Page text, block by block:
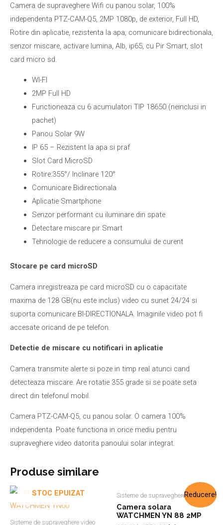
Camera de supraveghere Wifi cu panou solar, 100%
independenta PTZ-CAM-Q5, 2MP 1080p, de exterior, Full HD,
Rotire din aplicatie, rezistenta la apa, comunicare bidirectionala,
senzor miscare, activare lumina, Alb, ip65, cu Pir Smart, slot
card micro sd.
WI-FI
2MP Full HD
Functioneaza cu 6 acumulatori TIP 18650 (neinclusi in
pachet)
Panou Solar 9W
IP 65 – Rezistent la apa si praf
Slot Card MicroSD
Rotire:355°/ Inclinare 120°
Comunicare Bidirectionala
Aplicatie Smartphone
Senzor performant cu iluminare din spate
Detectare miscare pir Smart
Tehnologie de reducere a consumului de curent
Stocare pe card microSD
Camera inregistreaza pe card microSD cu o capacitate
maxima de 128 GB(nu este inclus) video cu sunet 24/24 si
suporta comunicare BI-DIRECTIONALA. Imaginile video pot fi
accesate oricand de pe telefon.
Detectie de miscare cu notificari in aplicatie
Camera transmite alerte si poze in timp real atunci cand
detecteaza miscare. Are rotatie 355 grade si se poate seta
direct din telefonul mobil.
Camera PTZ-CAM-Q5, cu panou solar. O camera 100%
independenta. Poate functiona in orice mediu pentru
supraveghere video datorita panoului solar integrat.
Produse similare
STOC EPUIZAT
Sisteme de supraveghere video
Reducere!
Sisteme de supraveghere video
Camera solara
WATCHMEN YN 88 2MP